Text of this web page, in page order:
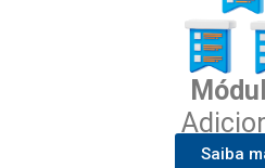
Saiba